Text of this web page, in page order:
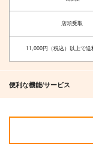
店頭受取
11,000円（税込）以上で送
便利な機能/サービス